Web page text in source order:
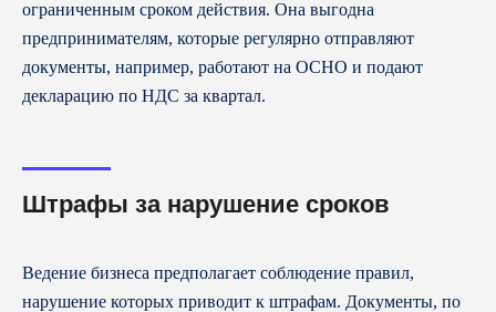
ограниченным сроком действия. Она выгодна
предпринимателям, которые регулярно отправляют
документы, например, работают на ОСНО и подают
декларацию по НДС за квартал.
Штрафы за нарушение сроков
Ведение бизнеса предполагает соблюдение правил,
нарушение которых приводит к штрафам. Документы, по
Подпишитесь на рассылку и получайте
полезные материалы на почту.